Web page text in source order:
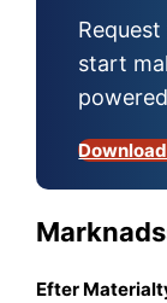
start
Efter